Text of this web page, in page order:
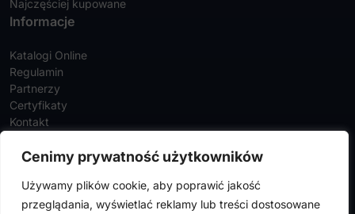
Cenimy prywatność użytkowników
Używamy plików cookie, aby poprawić jakość
przeglądania, wyświetlać reklamy lub treści dostosowane
Najczęściej kupowane
Informacje
Katalogi Online
Regulamin
Partnerzy
Certyfikaty
Kontakt
Zamówienia
Adresy